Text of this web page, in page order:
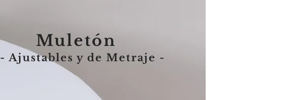
Muletón
- Ajustables y de Metraje -